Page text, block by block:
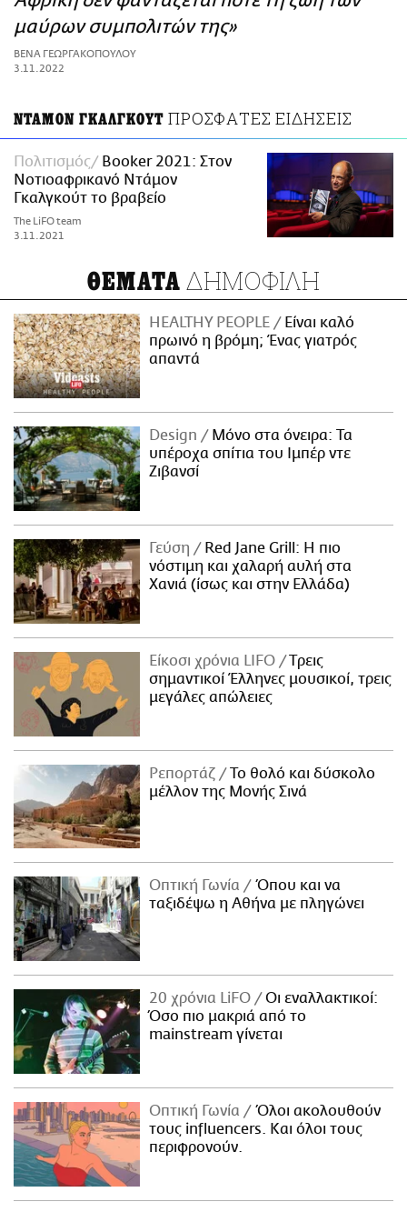
ΑΜΠΑ
PRINT
μαύρων συμπολιτών της»
ΒΕΝΑ ΓΕΩΡΓΑΚΟΠΟΥΛΟΥ
3.11.2022
ΝΤΑΜΟΝ ΓΚΑΛΓΚΟΥΤ ΠΡΟΣΦΑΤΕΣ ΕΙΔΗΣΕΙΣ
Πολιτισμός
Booker 2021: Στον
Νοτιοαφρικανό Ντάμον
Γκαλγκούτ το βραβείο
The LiFO team
3.11.2021
ΘΕΜΑΤΑ ΔΗΜΟΦΙΛΗ
HEALTHY PEOPLE
Είναι καλό
πρωινό η βρόμη; Ένας γιατρός
απαντά
Design
Μόνο στα όνειρα: Τα
υπέροχα σπίτια του Ιμπέρ ντε
Ζιβανσί
Γεύση
Red Jane Grill: Η πιο
νόστιμη και χαλαρή αυλή στα
Χανιά (ίσως και στην Ελλάδα)
Είκοσι χρόνια LIFO
Tρεις
σημαντικοί Έλληνες μουσικοί, τρεις
μεγάλες απώλειες
Ρεπορτάζ
Το θολό και δύσκολο
μέλλον της Μονής Σινά
Οπτική Γωνία
Όπου και να
ταξιδέψω η Αθήνα με πληγώνει
20 χρόνια LiFO
Οι εναλλακτικοί:
Όσο πιο μακριά από το
mainstream γίνεται
Οπτική Γωνία
Όλοι ακολουθούν
τους influencers. Και όλοι τους
περιφρονούν.